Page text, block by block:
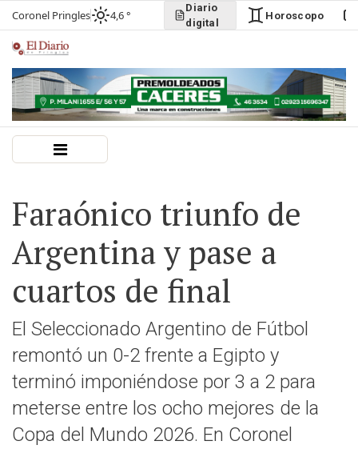
Coronel Pringles 4,6 °
Diario
digital
Horoscopo
Faraónico triunfo de
Argentina y pase a
cuartos de final
El Seleccionado Argentino de Fútbol
remontó un 0-2 frente a Egipto y
terminó imponiéndose por 3 a 2 para
meterse entre los ocho mejores de la
Copa del Mundo 2026. En Coronel